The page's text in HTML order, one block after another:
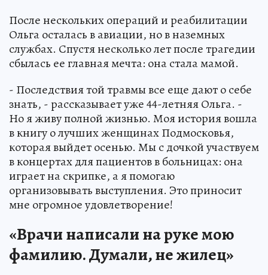
После нескольких операций и реабилитации
Ольга осталась в авиации, но в наземных
службах. Спустя несколько лет после трагедии
сбылась ее главная мечта: она стала мамой.
- Последствия той травмы все еще дают о себе
знать, - рассказывает уже 44-летняя Ольга. -
Но я живу полной жизнью. Моя история вошла
в книгу о лучших женщинах Подмосковья,
которая выйдет осенью. Мы с дочкой участвуем
в концертах для пациентов в больницах: она
играет на скрипке, а я помогаю
организовывать выступления. Это приносит
мне огромное удовлетворение!
«Врачи написали на руке мою
фамилию. Думали, не жилец»